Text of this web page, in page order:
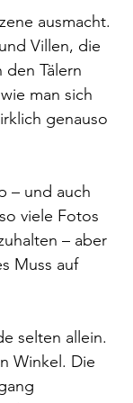
ausmacht.
Villen, die
Tälern
man sich
genauso
– und auch
viele Fotos
– aber
Muss auf
selten allein.
Winkel. Die